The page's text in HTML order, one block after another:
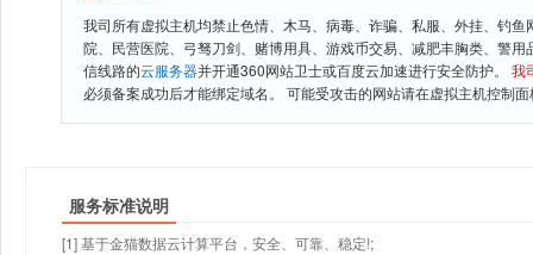
我司所有虚拟主机均禁止色情、木马、病毒、诈骗、私服、外挂、钓
院、民营医院、弓驽刀剑、赌博用具、游戏币交易、减肥丰胸类、警
信线路的云服务器并开通360网站卫士或百度云加速进行安全防护。 我
必须备案成功后才能绑定域名。 可能受攻击的网站请在虚拟主机控制
服务标准说明
[1] 基于金猫数据云计算平台，安全、可靠、稳定!;